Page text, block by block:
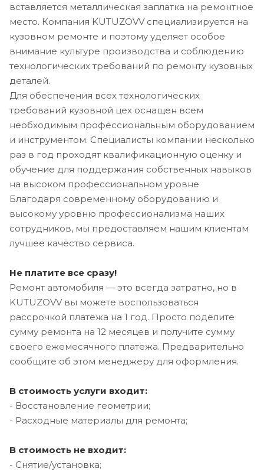
вставляется металлическая заплатка на ремонтное
место. Компания KUTUZOVV специализируется на
кузовном ремонте и поэтому уделяет особое
внимание культуре производства и соблюдению
технологических требований по ремонту кузовных
деталей.
Для обеспечения всех технологических
требований кузовной цех оснащен всем
необходимым профессиональным оборудованием
и инструментом. Специалисты компании несколько
раз в год проходят квалификационную оценку и
обучение для поддержания собственных навыков
на высоком профессиональном уровне
Благодаря современному оборудованию и
высокому уровню профессионализма наших
сотрудников, мы предоставляем нашим клиентам
лучшее качество сервиса.
Не платите все сразу!
Ремонт автомобиля — это всегда затратно, но в
KUTUZOVV вы можете воспользоваться
рассрочкой платежа на 1 год. Просто поделите
сумму ремонта на 12 месяцев и получите сумму
своего ежемесячного платежа. Предварительно
сообщите об этом менеджеру для оформления.
В стоимость услуги входит:
- Восстановление геометрии;
- Расходные материалы для ремонта;
В стоимость не входит:
- Снятие/установка;